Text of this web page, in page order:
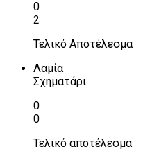
0
2
Τελικό Αποτέλεσμα
Λαμία
Σχηματάρι
0
0
Τελικό αποτέλεσμα